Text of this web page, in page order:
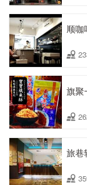
顺咖
旗聚
旅巷